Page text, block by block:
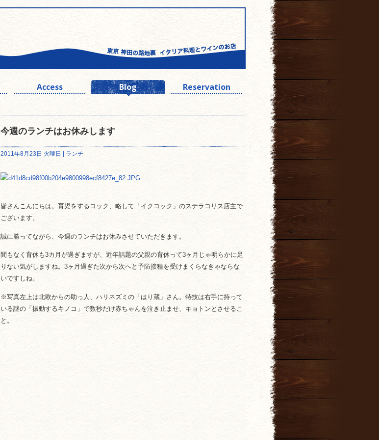
Access Blog Reservation
今週のランチはお休みします
2011年8月23日 火曜日 | ランチ
皆さんこんにちは。育児をするコック、略して「イクコック」のステラコリス店主で
ございます。
誠に勝ってながら、今週のランチはお休みさせていただきます。
間もなく育休も3カ月が過ぎますが、近年話題の父親の育休って3ヶ月じゃ明らかに足
りない気がしますね。3ヶ月過ぎた次から次へと予防接種を受けまくらなきゃならな
いですしね。
※写真左上は北欧からの助っ人、ハリネズミの「はり蔵」さん。特技は右手に持って
いる謎の「振動するキノコ」で数秒だけ赤ちゃんを泣き止ませ、キョトンとさせるこ
と。